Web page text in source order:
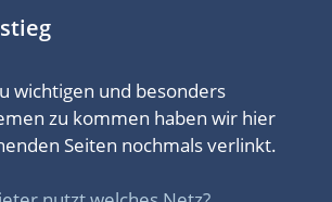
wichtigen und besonders
zu kommen haben wir hier
Seiten nochmals verlinkt.